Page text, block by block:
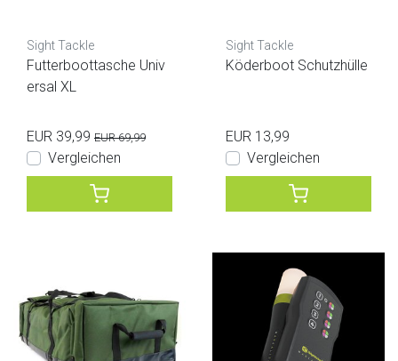
Sight Tackle
Futterboottasche Univ
ersal XL
EUR 39,99 EUR 69,99
Vergleichen
Sight Tackle
Köderboot Schutzhülle
EUR 13,99
Vergleichen